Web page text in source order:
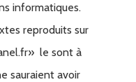
informatiques.
reproduits sur
le sont à
sauraient avoir